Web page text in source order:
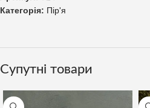
Категорія: Пір'я
Супутні товари